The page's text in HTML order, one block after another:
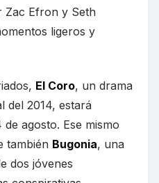
Zac Efron y Seth
ligeros y
El Coro, un drama
del 2014, estará
agosto. Ese mismo
también Bugonia, una
dos jóvenes